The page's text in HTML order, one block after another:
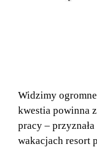
Widzimy
kwestia powinna
pracy –
wakacjach resort